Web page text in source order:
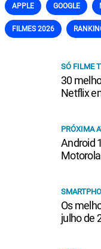
APPLE GOOGLE
FILMES 2026
SÓ FILME
30
Netflix
PRÓXIMA
Android
Os
julho de